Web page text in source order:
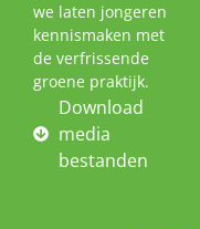
we laten jongeren
kennismaken met
de verfrissende
groene praktijk.
Download
media
bestanden